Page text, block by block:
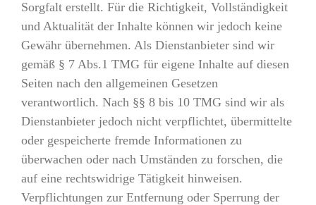
Sorgfalt erstellt. Für die Richtigkeit, Vollständigkeit
und Aktualität der Inhalte können wir jedoch keine
Gewähr übernehmen. Als Dienstanbieter sind wir
gemäß § 7 Abs.1 TMG für eigene Inhalte auf diesen
Seiten nach den allgemeinen Gesetzen
verantwortlich. Nach §§ 8 bis 10 TMG sind wir als
Dienstanbieter jedoch nicht verpflichtet, übermittelte
oder gespeicherte fremde Informationen zu
überwachen oder nach Umständen zu forschen, die
auf eine rechtswidrige Tätigkeit hinweisen.
Verpflichtungen zur Entfernung oder Sperrung der